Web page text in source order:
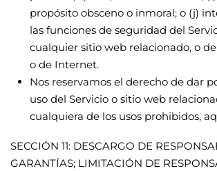
propósito obsceno o inmoral; o (j)
las funciones de seguridad del
cualquier sitio web relacionado, o
o de Internet.
Nos reservamos el derecho de dar
uso del Servicio o sitio web
cualquiera de los usos prohibidos,
SECCIÓN 11: DESCARGO DE
GARANTÍAS; LIMITACIÓN DE